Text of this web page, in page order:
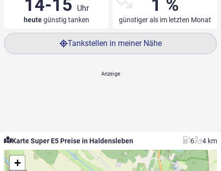
14-15 Uhr
heutegünstig tanken
1 %
günstiger als im letzten Monat
Tankstellen in meiner Nähe
Karte Super E5 Preise in Haldensleben 6 4 km
+